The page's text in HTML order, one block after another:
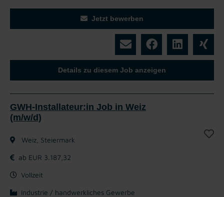
Jetzt bewerben
Details zu diesem Job anzeigen
GWH-Installateur:in Job in Weiz
(m/w/d)
Weiz, Steiermark
ab EUR 3.187,32
Vollzeit
Industrie / handwerkliches Gewerbe